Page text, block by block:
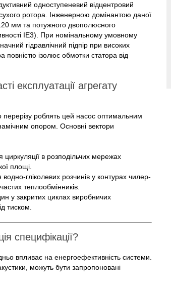
одноступеневий відцентровий
ротора. Інженерною домінантою даної
мм та потужного двополюсного
IE3). При номінальному умовному
гідравлічний підпір при високих
повністю ізолює обмотки статора від
експлуатації агрегату
перерізу роблять цей насос оптимальним
опором. Основні вектори
циркуляції в розподільчих мережах
площі.
гліколевих розчинів у контурах чилер-
теплообмінників.
у закритих циклах виробничих
тиском.
специфікації?
впливає на енергоефективність системи.
можуть бути запропоновані